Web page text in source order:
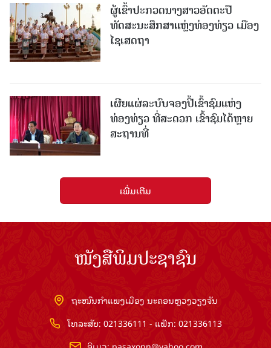
ຜູ້ເຂົ້າປະກວດນາງສາວອັດຕະປື
ທັດສະນະສຶກສາແຫຼ່ງທ່ອງທ່ຽວ ເມືອງ
ໄຊເສດຖາ
ເຜີຍແຜ່ລະບົບຈອງປີ້ເຂົ້າຊົມແຫ່ງ
ທ່ອງທ່ຽວ ທີ່ສະດວກ ເຂົ້າຊົມໄດ້ຫຼາຍ
ສະຖານທີ່
ເພີ່ມເຕີມ
ໜັງສືພິມປະຊາຊົນ
ຖະໜົນກຳແພງເມືອງ ນະຄອນຫຼວງວຽງຈັນ
ໂທລະສັບ: 021336111 - ແຟັກ: 021336113